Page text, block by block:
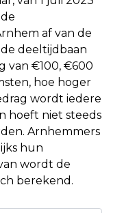
af van de
deeltijdbaan
van €100, €600
hoe hoger
wordt iedere
hoeft niet steeds
Arnhemmers
hun
wordt de
berekend.